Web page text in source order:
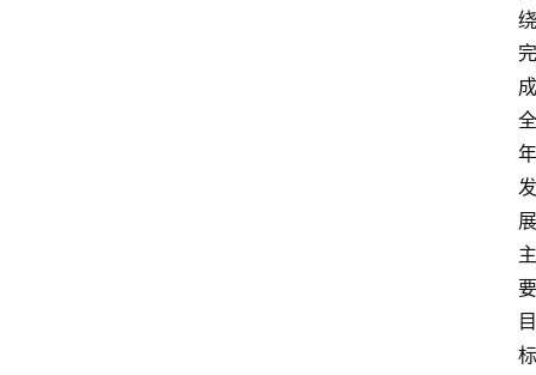
绕
完
成
全
年
发
展
主
要
目
标